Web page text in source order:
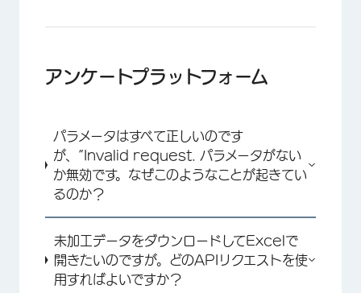
アンケートプラットフォーム
パラメータはすべて正しいのです
が、”Invalid request. パラメータがない
か無効です。なぜこのようなことが起きてい
るのか？
未加工データをダウンロードしてExcelで
開きたいのですが。どのAPIリクエストを使
用すればよいですか？